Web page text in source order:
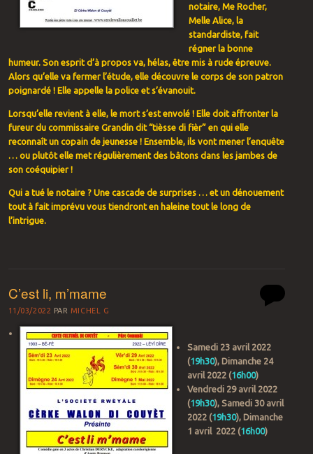
notaire, Me Rocher,
MelleAlice, la
standardiste, fait
régnerla bonne
humeur. Son espritd’à propos va, hélas, êtremis à rude épreuve.
Alors qu’elle va fermer l’étude, elle découvrele corps de son patron
poignardé! Elle appellela police ets’évanouit.
Lorsqu’elle revientà elle, le morts’est envolé! Elle doit affronter la
fureurdu commissaire Grandin dit“tièssedi fièr” enqui elle
reconnaîtun copainde jeunesse ! Ensemble, ils vont mener l’enquête
… ou plutôt ellemetrégulièrementdes bâtonsdans les jambes de
son coéquipier!
Qui a tuéle notaire? Une cascade de surprises … et un dénouement
tout à faitimprévu vous tiendront en haleinetout le long de
l’intrigue.
C’est li, m’mame
11/03/2022 PAR MICHEL G
Samedi 23 avril 2022
(19h30), Dimanche 24
avril 2022 (16h00)
Vendredi 29 avril 2022
(19h30), Samedi 30 avril
2022 (19h30), Dimanche
1 avril 2022 (16h00)